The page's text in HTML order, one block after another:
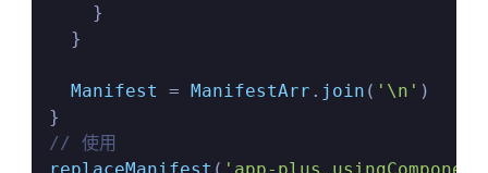
    }
  }
Manifest = ManifestArr . join ( '\n' )
// 使用
replaceManifest ( 'app-